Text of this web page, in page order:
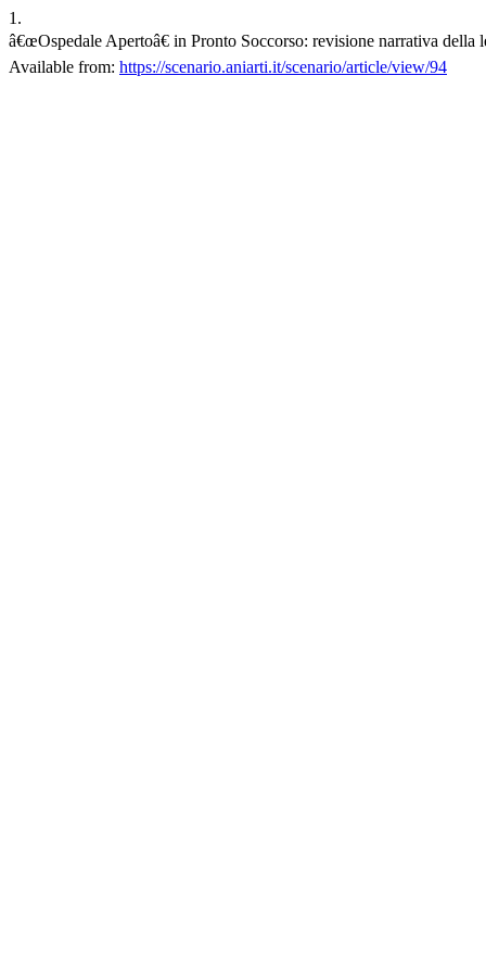
1.
â€œOspedale Apertoâ€ in Pronto Soccorso: revisione narrativa
Available from: https://scenario.aniarti.it/scenario/article/view/94